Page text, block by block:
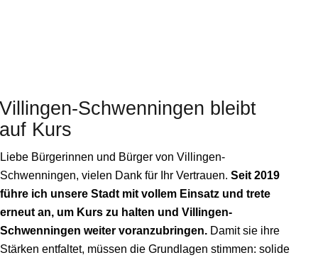
Villingen-Schwenningen bleibt
auf Kurs
Liebe Bürgerinnen und Bürger von Villingen-
Schwenningen, vielen Dank für Ihr Vertrauen. Seit 2019
führe ich unsere Stadt mit vollem Einsatz und trete
erneut an, um Kurs zu halten und Villingen-
Schwenningen weiter voranzubringen. Damit sie ihre
Stärken entfaltet, müssen die Grundlagen stimmen: solide